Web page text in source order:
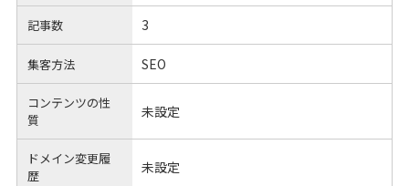
記事数 3
集客方法 SEO
コンテンツの性
質
未設定
ドメイン変更履
歴
未設定